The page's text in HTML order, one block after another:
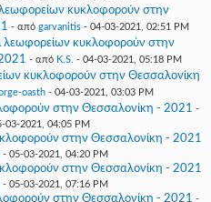
λεωφορείων κυκλοφορούν στην
- από garvanitis- 04-03-2021, 02:51 PM
λεωφορείων κυκλοφορούν στην
- από K.S. - 04-03-2021, 05:18 PM
κυκλοφορούν στην Θεσσαλονίκη
oasth- 04-03-2021, 03:03 PM
στην Θεσσαλονίκη - 2021 -
03-2021, 04:05 PM
στην Θεσσαλονίκη - 2021
- 05-03-2021, 04:20 PM
στην Θεσσαλονίκη - 2021
- 05-03-2021, 07:16 PM
στην Θεσσαλονίκη - 2021 -